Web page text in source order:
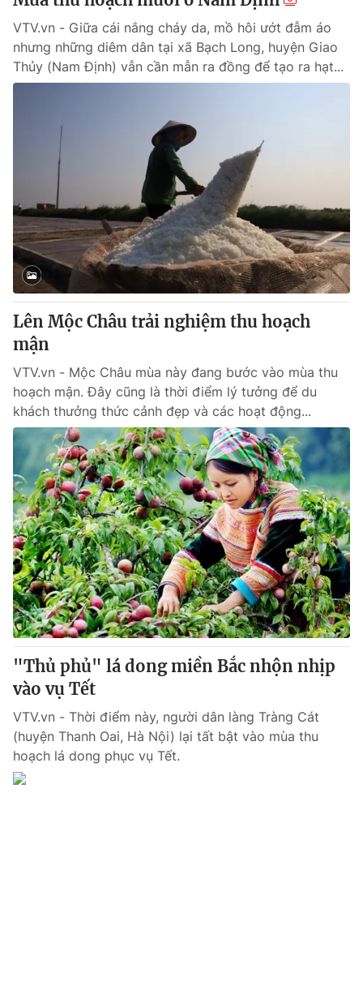
Góc doanh nghiệp
Truyền hình
Phim VTV
Hậu trường
Nhân vật
Khán giả
Giải sao mai
Giải trí
Âm nhạc
Làm đẹp
Chất lượng cuộc sống
Giáo dục
Tuyển sinh
Học trực tuyến
Công nghệ
Hitech Công nghệ tương lai
Sản phẩm
Thị trường
Tư vấn
Giao lưu trực tuyến
Lịch phát sóng
Chuyên mục khác
Emagazine Podcast
Photo Infographic
Video Shorts video
VTV Money VTV Thể thao
VTV Sức khoẻ Bất động sản
Thị trường 24h Tấm lòng Việt
VTV4 Vươn mình bằng AI
VTV9 VTV8
Liên hệ tòa soạn
VTV.vn - Giữa cái nắng cháy da, mồ hôi ướt đẫm áo
nhưng những diêm dân tại xã Bạch Long, huyện Giao
Thủy (Nam Định) vẫn cần mẫn ra đồng để tạo ra hạt...
Lên Mộc Châu trải nghiệm thu hoạch
mận
VTV.vn - Mộc Châu mùa này đang bước vào mùa thu
hoạch mận. Đây cũng là thời điểm lý tưởng để du
khách thưởng thức cảnh đẹp và các hoạt động...
"Thủ phủ" lá dong miền Bắc nhộn nhịp
vào vụ Tết
VTV.vn - Thời điểm này, người dân làng Tràng Cát
(huyện Thanh Oai, Hà Nội) lại tất bật vào mùa thu
hoạch lá dong phục vụ Tết.